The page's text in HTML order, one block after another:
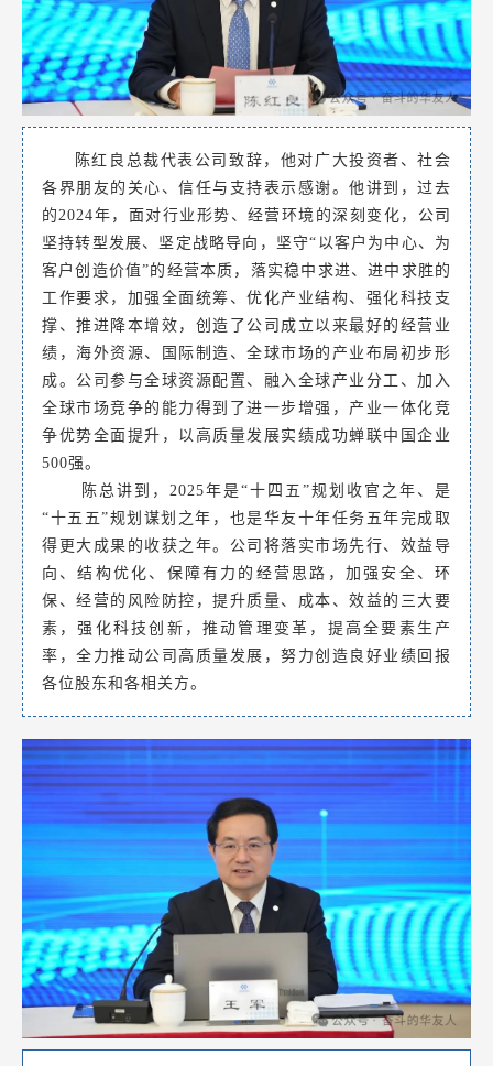
陈红良总裁代表公司致辞，他对广大投资者、社会
各界朋友的关心、信任与支持表示感谢。他讲到，过去
的2024年，面对行业形势、经营环境的深刻变化，公司
坚持转型发展、坚定战略导向，坚守“以客户为中心、为
客户创造价值”的经营本质，落实稳中求进、进中求胜的
工作要求，加强全面统筹、优化产业结构、强化科技支
撑、推进降本增效，创造了公司成立以来最好的经营业
绩，海外资源、国际制造、全球市场的产业布局初步形
成。公司参与全球资源配置、融入全球产业分工、加入
全球市场竞争的能力得到了进一步增强，产业一体化竞
争优势全面提升，以高质量发展实绩成功蝉联中国企业
500强。
陈总讲到，2025年是“十四五”规划收官之年、是
“十五五”规划谋划之年，也是华友十年任务五年完成取
得更大成果的收获之年。公司将落实市场先行、效益导
向、结构优化、保障有力的经营思路，加强安全、环
保、经营的风险防控，提升质量、成本、效益的三大要
素，强化科技创新，推动管理变革，提高全要素生产
率，全力推动公司高质量发展，努力创造良好业绩回报
各位股东和各相关方。